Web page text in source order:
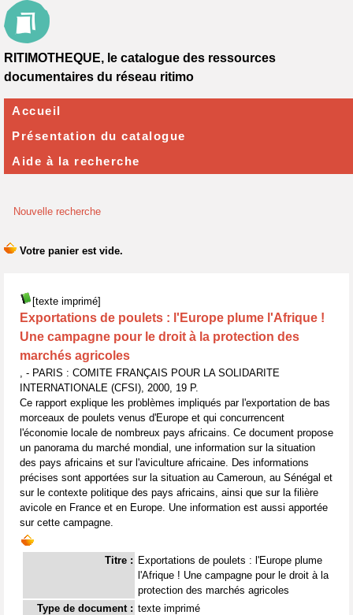
Nouvelle recherche
[texte imprimé]
Exportations de poulets : l'Europe plume l'Afrique !
Une campagne pour le droit à la protection des
marchés agricoles
, - PARIS : COMITE FRANÇAIS POUR LA SOLIDARITE
INTERNATIONALE (CFSI), 2000, 19 P.
Ce rapport explique les problèmes impliqués par l'exportation de bas
morceaux de poulets venus d'Europe et qui concurrencent
l'économie locale de nombreux pays africains. Ce document propose
un panorama du marché mondial, une information sur la situation
des pays africains et sur l'aviculture africaine. Des informations
précises sont apportées sur la situation au Cameroun, au Sénégal et
sur le contexte politique des pays africains, ainsi que sur la filière
avicole en France et en Europe. Une information est aussi apportée
sur cette campagne.
Titre : Exportations de poulets : l'Europe plume
l'Afrique ! Une campagne pour le droit à la
protection des marchés agricoles
Type de document : texte imprimé
RITIMOTHEQUE, le catalogue des ressources
documentaires du réseau ritimo
Accueil
Présentation du catalogue
Aide à la recherche